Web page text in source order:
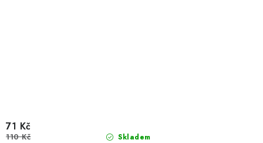
Skladem
71 Kč
110 Kč